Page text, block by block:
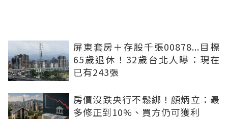
屏東套房＋存股千張00878...目標
65歲退休！32歲台北人曝：現在
已有243張
房價沒跌央行不鬆綁！顏炳立：最
多修正到10%、買方仍可獲利